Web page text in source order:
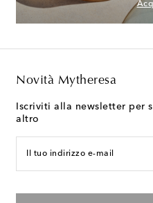
Novità Mytheresa
Iscriviti alla newsletter per
altro
Il tuo indirizzo e-mail